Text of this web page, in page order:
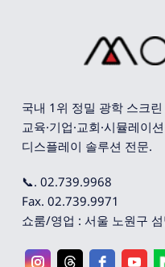
국내 1위 정밀 광학 스크
교육·기업·교회·시뮬레이
디스플레이 솔루션 전문.
📞. 02.739.9968
Fax. 02.739.9971
쇼룸/영업 : 서울 노원구